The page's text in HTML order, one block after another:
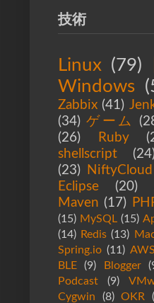
技術
Linux (79)
Windows
Zabbix (41)
(34) ゲーム
(26)
Ruby
shellscript
(23)
NiftyCloud
Eclipse
(20)
Maven (17)
(15) MySQL (15)
(14) Redis (13)
Spring.io (11) AWS
BLE
(9) Blogger
Podcast
(9)
Cygwin
(8) OKR